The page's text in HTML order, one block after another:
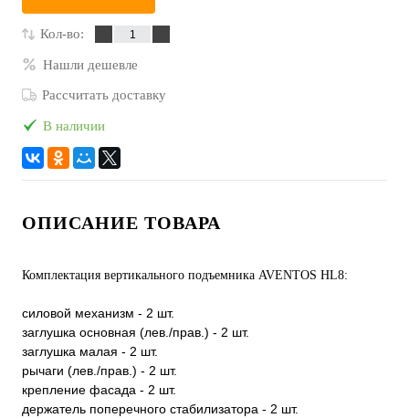
Кол-во:
Нашли дешевле
Рассчитать доставку
В наличии
ОПИСАНИЕ ТОВАРА
Комплектация вертикального подъемника AVENTOS HL8:
силовой механизм - 2 шт.
заглушка основная (лев./прав.) - 2 шт.
заглушка малая - 2 шт.
рычаги (лев./прав.) - 2 шт.
крепление фасада - 2 шт.
держатель поперечного стабилизатора - 2 шт.